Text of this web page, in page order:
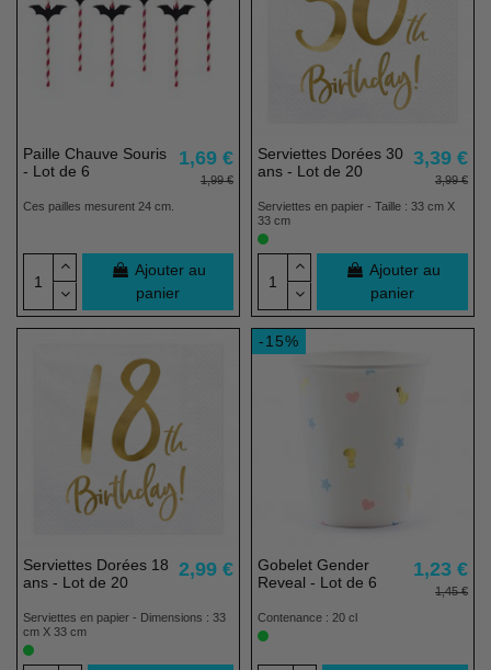
Paille Chauve Souris
- Lot de 6
1,69 €
1,99 €
Ces pailles mesurent 24 cm.
Ajouter au
panier
Serviettes Dorées 30
ans - Lot de 20
3,39 €
3,99 €
Serviettes en papier - Taille : 33 cm X
33 cm
Ajouter au
panier
Serviettes Dorées 18
ans - Lot de 20
2,99 €
Serviettes en papier - Dimensions : 33
cm X 33 cm
-15%
Gobelet Gender
Reveal - Lot de 6
1,23 €
1,45 €
Contenance : 20 cl